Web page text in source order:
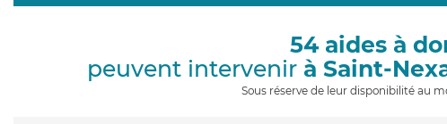
54 aides à
peuvent intervenir à Saint-
Sous réserve de leur disponibilité au